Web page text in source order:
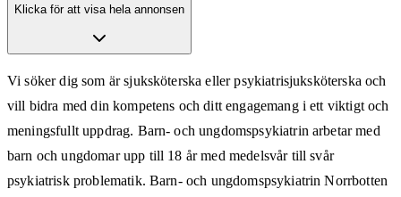
Klicka för att visa hela annonsen
Vi söker dig som är sjuksköterska eller psykiatrisjuksköterska och
vill bidra med din kompetens och ditt engagemang i ett viktigt och
meningsfullt uppdrag. Barn- och ungdomspsykiatrin arbetar med
barn och ungdomar upp till 18 år med medelsvår till svår
psykiatrisk problematik. Barn- och ungdomspsykiatrin Norrbotten